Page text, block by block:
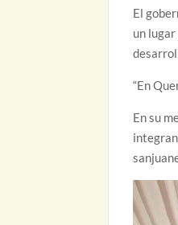
El
un
“En
En su